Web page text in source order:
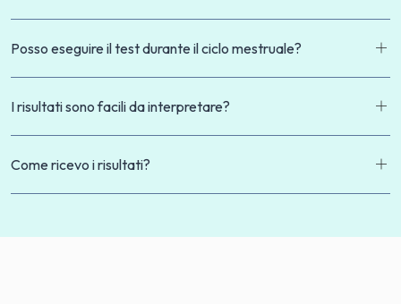
Posso eseguire il test durante il ciclo mestruale?
I risultati sono facili da interpretare?
Come ricevo i risultati?